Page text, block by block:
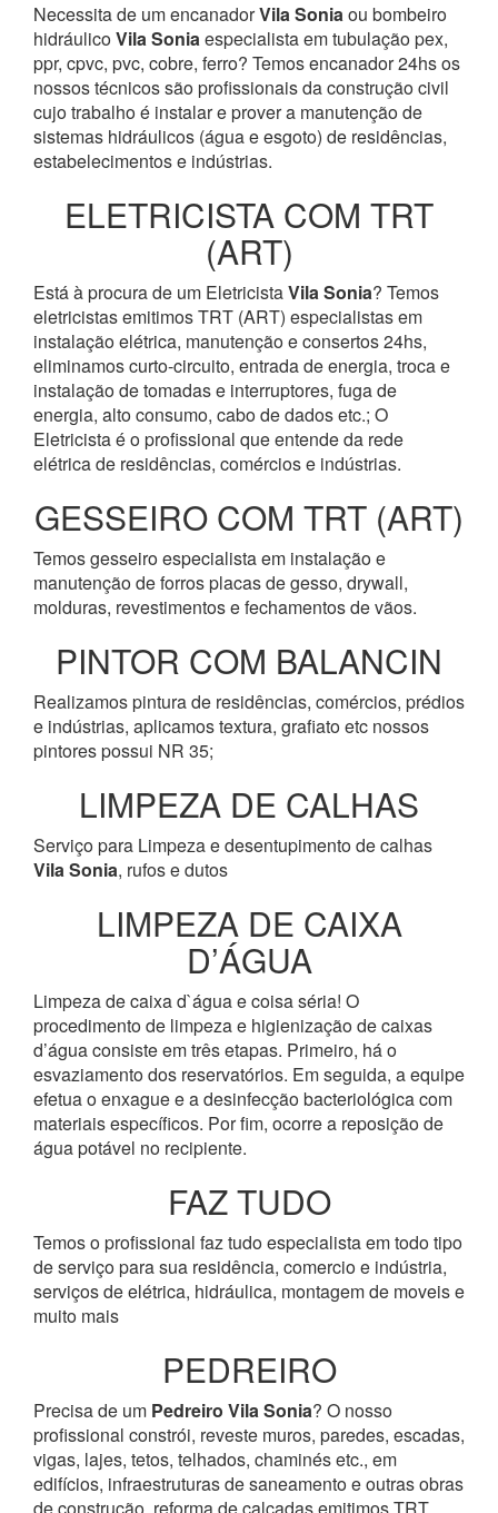
Necessita de um encanadorVila Soniaou bombeiro
hidráulicoVila Soniaespecialista em tubulação pex,
ppr, cpvc, pvc, cobre, ferro? Temos encanador 24hs os
nossos técnicos são profissionais da construção civil
cujo trabalho é instalar e prover a manutenção de
sistemas hidráulicos (água e esgoto) de residências,
estabelecimentos e indústrias.
ELETRICISTA COM TRT
(ART)
Está à procura de um EletricistaVila Sonia? Temos
eletricistas emitimos TRT (ART) especialistas em
instalação elétrica, manutenção e consertos 24hs,
eliminamos curto-circuito, entrada de energia, troca e
instalação de tomadas e interruptores, fuga de
energia, alto consumo, cabo de dados etc.; O
Eletricista é o profissional que entende da rede
elétrica de residências, comércios e indústrias.
GESSEIRO COM TRT (ART)
Temos gesseiro especialista em instalação e
manutenção de forros placas de gesso, drywall,
molduras, revestimentos e fechamentos de vãos.
PINTOR COM BALANCIN
Realizamos pintura de residências, comércios, prédios
e indústrias, aplicamos textura, grafiato etc nossos
pintores possui NR 35;
LIMPEZA DE CALHAS
Serviço para Limpeza e desentupimento de calhas
Vila Sonia, rufos e dutos
LIMPEZA DE CAIXA
D’ÁGUA
Limpeza de caixa d`água e coisa séria! O
procedimento de limpeza e higienização de caixas
d’água consiste em três etapas. Primeiro, há o
esvaziamento dos reservatórios. Em seguida, a equipe
efetua o enxague e a desinfecção bacteriológica com
materiais específicos. Por fim, ocorre a reposição de
água potável no recipiente.
FAZ TUDO
Temos o profissional faz tudo especialista em todo tipo
de serviço para sua residência, comercio e indústria,
serviços de elétrica, hidráulica, montagem de moveis e
muito mais
PEDREIRO
Precisa de um Pedreiro Vila Sonia? O nosso
profissional constrói, reveste muros, paredes, escadas,
vigas, lajes, tetos, telhados, chaminés etc., em
edifícios, infraestruturas de saneamento e outras obras